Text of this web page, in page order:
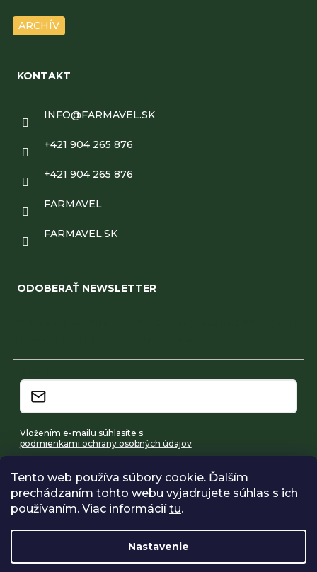
Tento web používa súbory cookie. Ďalším
prechádzaním tohto webu vyjadrujete súhlas s ich
používaním. Viac informáciítu.
Nastavenie
ARCHÍV
KONTAKT
INFO@FARMAVEL.SK
+421 904 265 876
+421 904 265 876
FARMAVEL
FARMAVEL.SK
ODOBERAŤ NEWSLETTER
Vložením e-mailu súhlasíte s
podmienkami ochrany osobných údajov
Prihlásiť sa
Vytvoril Shoptet
Copyright 2026Farmavel. Všetky práva vyhradené.Upraviť